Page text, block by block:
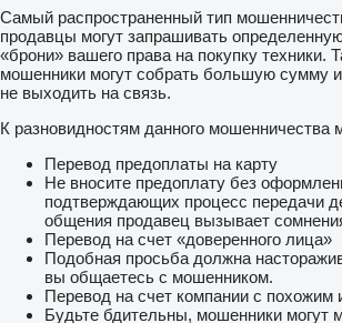
Самый распространенный тип
продавцы могут запрашивать
«брони» вашего права на покупку техники.
мошенники могут собрать большую сумму
не выходить на связь.
К разновидностям данного мошенничества
Перевод предоплаты на карту
Не вносите предоплату без
подтверждающих процесс передачи
общения продавец вызывает
Перевод на счет «доверенного лица»
Подобная просьба должна
вы общаетесь с мошенником.
Перевод на счет компании с похожим
Будьте бдительны, мошенники могут